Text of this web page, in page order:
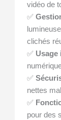
vidéo de
✅
clichés
✅ Usage
✅
nettes
✅
pour des